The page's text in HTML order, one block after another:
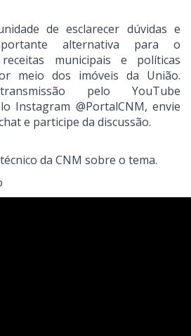
de esclarecer dúvidas e
alternativa para o
municipais e políticas
meio dos imóveis da União.
pelo YouTube
Instagram @PortalCNM, envie
e participe da discussão.
da CNM sobre o tema.